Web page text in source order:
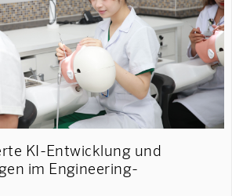
KI-Entwicklung und
im Engineering-